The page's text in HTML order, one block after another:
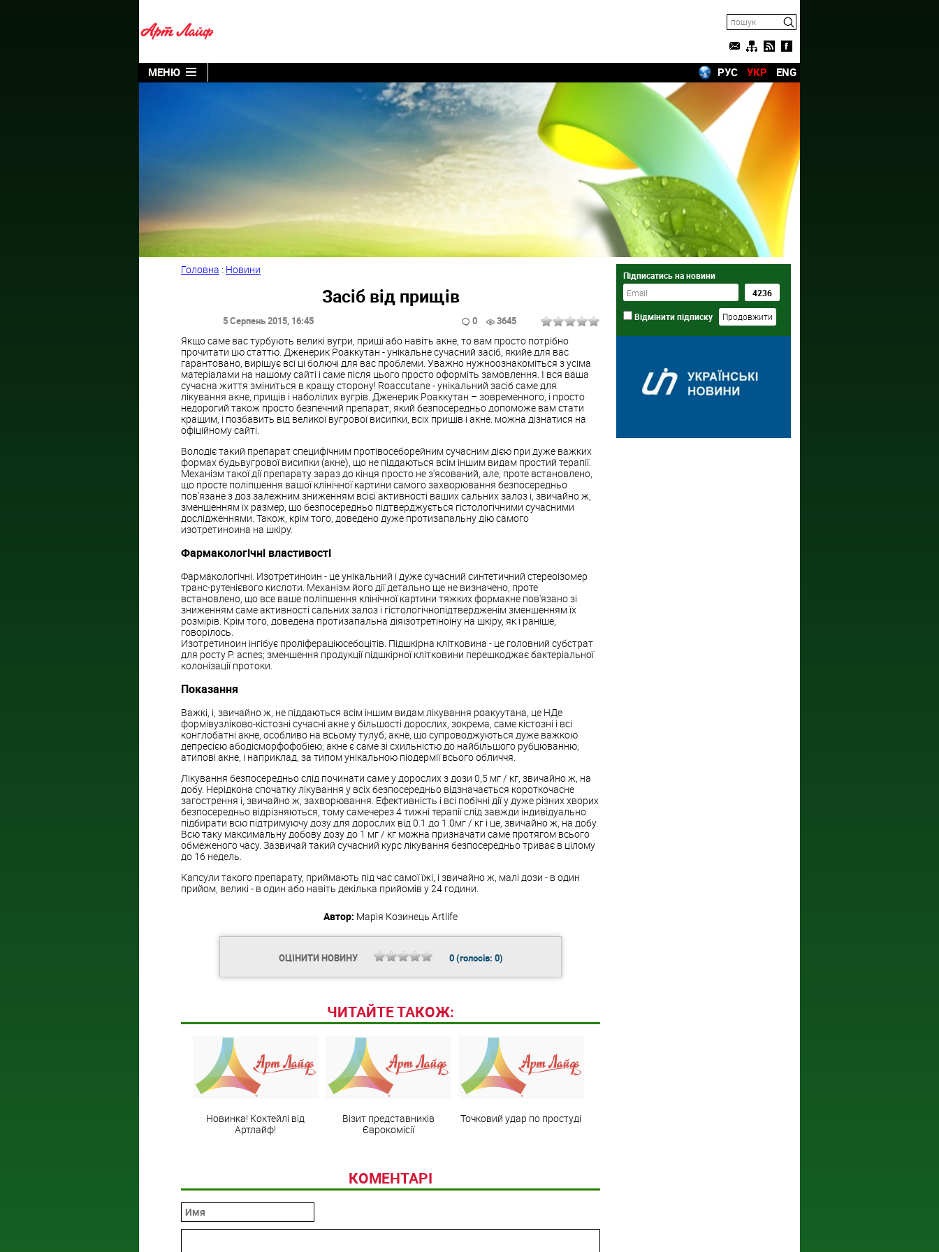
МЕНЮ РУС УКР ENG
Головна : Новини
Засіб від прищів
5 Серпень 2015, 16:45 0 3645
Якщо саме вас турбують великі вугри, прищі або навіть акне, то вам просто потрібно
прочитати цю статтю. Дженерик Роаккутан - унікальне сучасний засіб, якийе для вас
гарантовано, вирішує всі ці болючі для вас проблеми. Уважно нужноознакоміться з усіма
матеріалами на нашому сайті і саме після цього просто оформіть замовлення. І вся ваша
сучасна життя зміниться в кращу сторону! Roaccutane - унікальний засіб саме для
лікування акне, прищів і наболілих вугрів. Дженерик Роаккутан – зовременного, і просто
недорогий також просто безпечний препарат, який безпосередньо допоможе вам стати
кращим, і позбавить від великої вугрової висипки, всіх прищів і акне. можна дізнатися на
офіційному сайті.
Володіє такий препарат специфічним протівосеборейним сучасним дією при дуже важких
формах будьвугрової висипки (акне), що не піддаються всім іншим видам простий терапії.
Механізм такої дії препарату зараз до кінця просто не з'ясований, але, проте встановлено,
що просте поліпшення вашої клінічної картини самого захворювання безпосередньо
пов'язане з доз залежним зниженням всієї активності ваших сальних залоз і, звичайно ж,
зменшенням їх размер, що безпосередньо підтверджується гістологічними сучасними
дослідженнями. Також, крім того, доведено дуже протизапальну дію самого
изотретиноина на шкіру.
Фармакологічні властивості
Фармакологічні. Изотретиноин - це унікальний і дуже сучасний синтетичний стереоізомер
транс-рутенієвого кислоти. Механізм його дії детально ще не визначено, проте
встановлено, що все ваше поліпшення клінічної картини тяжких формакне пов'язано зі
зниженням саме активності сальних залоз і гістологічнопідтвердженім зменшенням їх
розмірів. Крім того, доведена протизапальна діяізотретіноіну на шкіру, як і раніше,
говорілось.
Изотретиноин інгібує проліфераціюсебоцітів. Підшкірна клітковина - це головний субстрат
для росту P. acnes; зменшення продукції підшкірної клітковини перешкоджає бактеріальної
колонізації протоки.
Показання
Важкі, і, звичайно ж, не піддаються всім іншим видам лікування роакуутана, це НДе
формівузліково-кістозні сучасні акне у більшості дорослих, зокрема, саме кістозні і всі
конглобатні акне, особливо на всьому тулуб; акне, що супроводжуються дуже важкою
депресією абодісморфофобіею; акне є саме зі схильністю до найбільшого рубцюванню;
атипові акне, і наприклад, за типом унікальною піодермії всього обличчя.
Лікування безпосередньо слід починати саме у дорослих з дози 0,5 мг / кг, звичайно ж, на
добу. Нерідкона спочатку лікування у всіх безпосередньо відзначається короткочасне
загострення і, звичайно ж, захворювання. Ефективність і всі побічні дії у дуже різних хворих
безпосередньо відрізняються, тому самечерез 4 тижні терапії слід завжди індивідуально
підбирати всю підтримуючу дозу для дорослих від 0.1 до 1.0мг / кг і це, звичайно ж, на добу.
Всю таку максимальну добову дозу до 1 мг / кг можна призначати саме протягом всього
обмеженого часу. Зазвичай такий сучасний курс лікування безпосередньо триває в цілому
до 16 недель.
Капсули такого препарату, приймають під час самої їжі, і звичайно ж, малі дози - в один
прийом, великі - в один або навіть декілька прийомів у 24 години.
Автор: Марія Козинець Artlife
ОЦІНИТИ НОВИНУ 0(голосів: 0)
ЧИТАЙТЕ ТАКОЖ:
Новинка! Коктейлі від
Артлайф!
Візит представників
Єврокомісії
Точковий удар по простуді
КОМЕНТАРІ
Підписатись на новини
Відмінити підписку